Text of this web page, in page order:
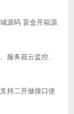
源码 盲盒开箱源
服务器云监控、
持二开做接口使